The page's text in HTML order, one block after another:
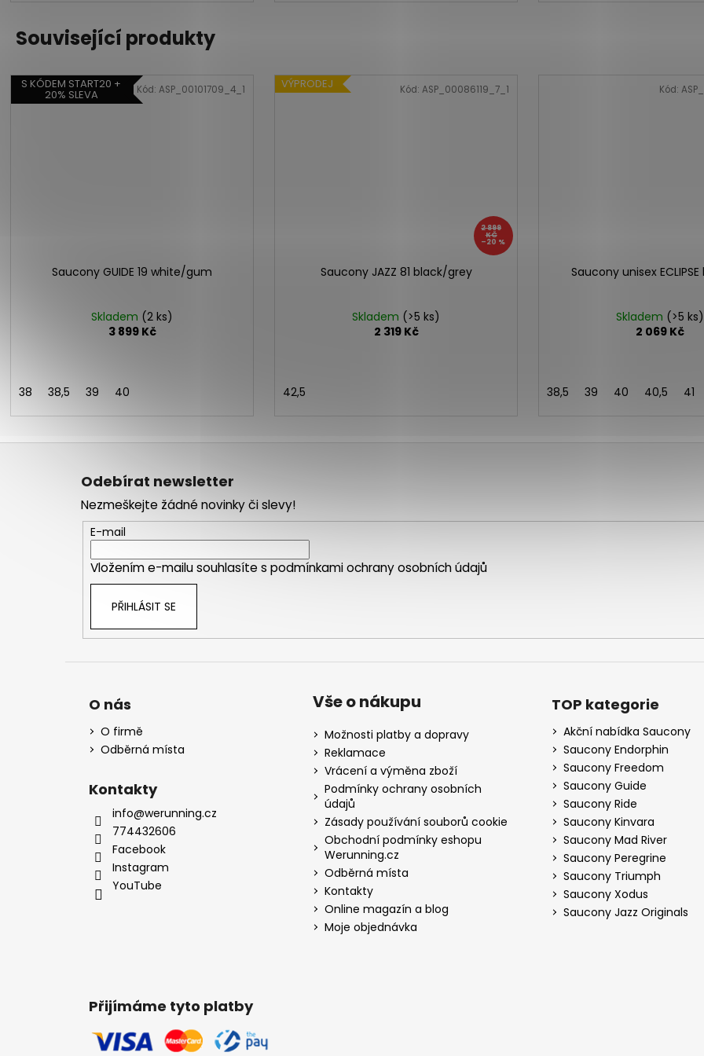
Související produkty
S KÓDEM START20 +
20% SLEVA
Saucony GUIDE 19 white/gum
Skladem (2 ks)
3 899 Kč
38 38,5 39 40
Kód: ASP_00101709_4_1 VÝPRODEJ
2 899
KČ
–20 %
Saucony JAZZ 81 black/grey
Skladem (>5 ks)
2 319 Kč
42,5
Kód: ASP_00086119_7_1
Saucony unisex
Skladem (>5 ks)
2 069 Kč
38,5 39 40 40,5 41
Kód:
Z
Odebírat newsletter
Nezmeškejte žádné novinky či slevy!
E-mail
Vložením e-mailu souhlasíte s podmínkami ochrany osobních údajů
PŘIHLÁSIT SE
O nás
O firmě
Odběrná místa
Kontakty
info@werunning.cz
774432606
Facebook
Instagram
YouTube
Vše o nákupu
Možnosti platby a dopravy
Reklamace
Vrácení a výměna zboží
Podmínky ochrany osobních
údajů
Zásady používání souborů cookie
Obchodní podmínky eshopu
Werunning.cz
Odběrná místa
Kontakty
Online magazín a blog
Moje objednávka
TOP kategorie
Akční nabídka Saucony
Saucony Endorphin
Saucony Freedom
Saucony Guide
Saucony Ride
Saucony Kinvara
Saucony Mad River
Saucony Peregrine
Saucony Triumph
Saucony Xodus
Saucony Jazz Originals
Přijímáme tyto platby